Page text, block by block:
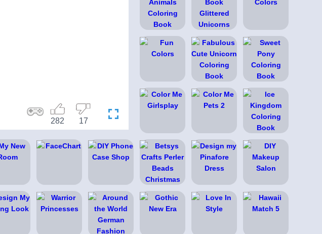
17
282